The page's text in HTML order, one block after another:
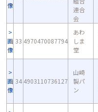
像
連合
会
画
像
33 4970470087794
あわ
しま
堂
画
像
34 4903110736127
山崎
製パ
ン